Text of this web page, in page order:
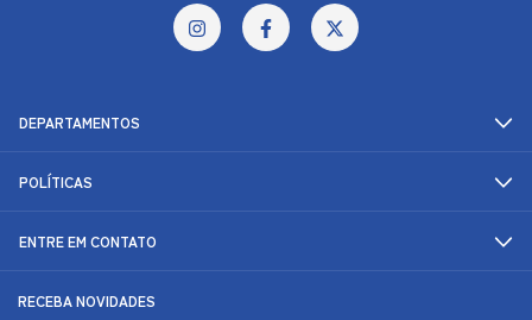
DEPARTAMENTOS
POLÍTICAS
ENTRE EM CONTATO
RECEBA NOVIDADES